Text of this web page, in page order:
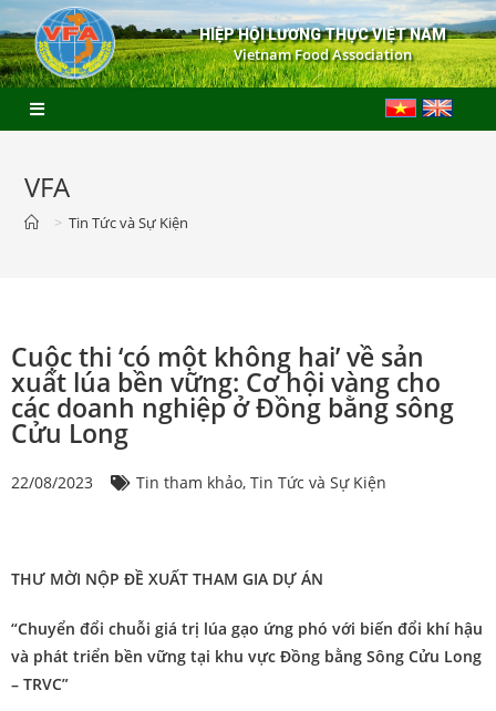
HIỆP HỘI LƯƠNG THỰC VIỆT NAM
Vietnam Food Association
VFA
> Tin Tức và Sự Kiện
Cuộc thi ‘có một không hai’ về sản
xuất lúa bền vững: Cơ hội vàng cho
các doanh nghiệp ở Đồng bằng sông
Cửu Long
22/08/2023 Tin tham khảo, Tin Tức và Sự Kiện
THƯ MỜI NỘP ĐỀ XUẤT THAM GIA DỰ ÁN
“Chuyển đổi chuỗi giá trị lúa gạo ứng phó với biến đổi khí hậu
và phát triển bền vững tại khu vực Đồng bằng Sông Cửu Long
– TRVC”